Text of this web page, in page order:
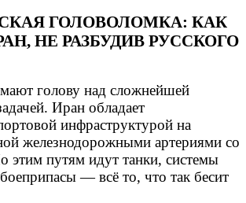
ГОЛОВОЛОМКА: КАК
НЕ РАЗБУДИВ РУССКОГО
голову над сложнейшей
Иран обладает
инфраструктурой на
железнодорожными артериями со
этим путям идут танки, системы
— всё то, что так бесит